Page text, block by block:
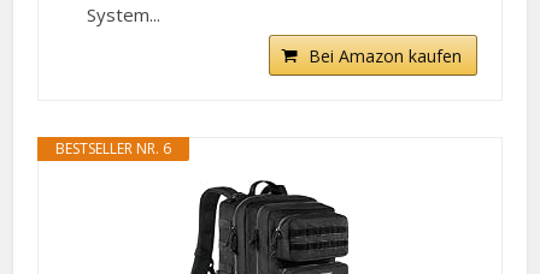
System...
Bei Amazon kaufen
BESTSELLER NR. 6